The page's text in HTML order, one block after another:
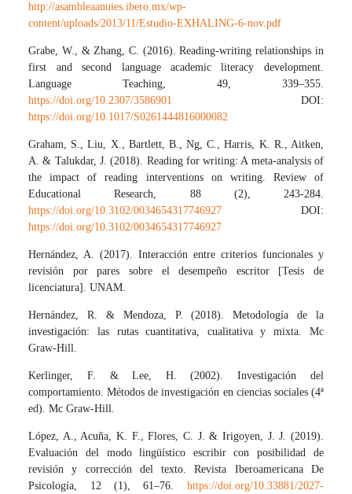
http://asambleaanuies.ibero.mx/wp-
content/uploads/2013/11/Estudio-EXHALING-6-nov.pdf
Grabe, W., & Zhang, C. (2016). Reading-writing relationships in
first and second language academic literacy development.
Language Teaching, 49, 339–355.
https://doi.org/10.2307/3586901 DOI:
https://doi.org/10.1017/S0261444816000082
Graham, S., Liu, X., Bartlett, B., Ng, C., Harris, K. R., Aitken,
A. & Talukdar, J. (2018). Reading for writing: A meta-analysis of
the impact of reading interventions on writing. Review of
Educational Research, 88 (2), 243-284.
https://doi.org/10.3102/0034654317746927 DOI:
https://doi.org/10.3102/0034654317746927
Hernández, A. (2017). Interacción entre criterios funcionales y
revisión por pares sobre el desempeño escritor [Tesis de
licenciatura]. UNAM.
Hernández, R. & Mendoza, P. (2018). Metodología de la
investigación: las rutas cuantitativa, cualitativa y mixta. Mc
Graw-Hill.
Kerlinger, F. & Lee, H. (2002). Investigación del
comportamiento. Métodos de investigación en ciencias sociales (4ª
ed). Mc Graw-Hill.
López, A., Acuña, K. F., Flores, C. J. & Irigoyen, J. J. (2019).
Evaluación del modo lingüístico escribir con posibilidad de
revisión y corrección del texto. Revista Iberoamericana De
Psicología, 12 (1), 61–76. https://doi.org/10.33881/2027-